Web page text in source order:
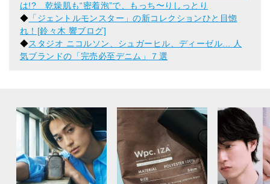
は!? 乾燥肌も“密着泡”で、もっち〜りしっとり
◆ 「ジェントルモンスター」の新コレクションひと目惚
れ！[鈴々木 響ブログ]
◆スタジオ ニコルソン、シュガーヒル、ディーゼル... 人
気ブランドの「完売必至デニム」７選